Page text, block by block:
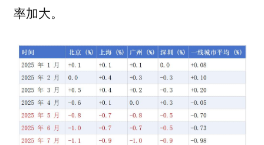
率加大。